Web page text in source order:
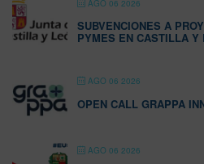
AGO 06 2026
SUBVENCIONES A
PYMES EN CASTILLA Y
AGO 06 2026
OPEN CALL GRAPPA
AGO 06 2026